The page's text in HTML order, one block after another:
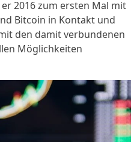
2016 zum ersten Mal mit
Bitcoin in Kontakt und
den damit verbundenen
Möglichkeiten